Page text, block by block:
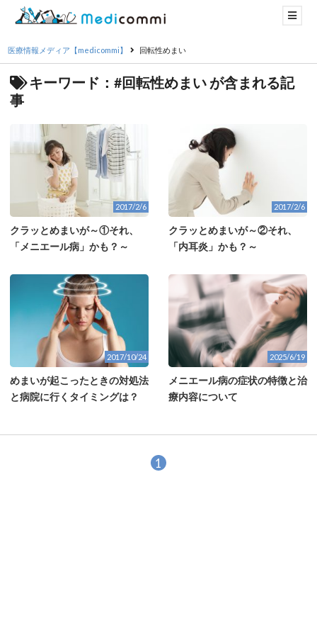
医療情報メディア【medicommi】 回転性めまい
キーワード：#回転性めまい が含まれる記
事
2017/2/6
クラッとめまいが～①それ、
「メニエール病」かも？～
2017/2/6
クラッとめまいが～②それ、
「内耳炎」かも？～
2017/10/24
めまいが起こったときの対処法
と病院に行くタイミングは？
2025/6/19
メニエール病の症状の特徴と治
療内容について
1